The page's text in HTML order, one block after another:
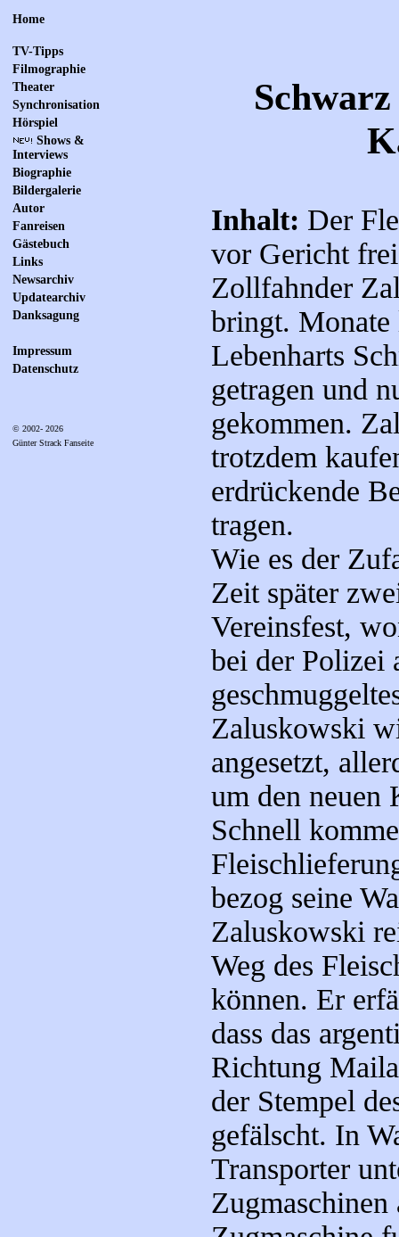
Home
TV-Tipps
Filmographie
Theater
Synchronisation
Hörspiel
Shows &
Interviews
Biographie
Bildergalerie
Autor
Fanreisen
Gästebuch
Links
Newsarchiv
Updatearchiv
Danksagung
Impressum
Datenschutz
© 2002- 2026
Günter Strack Fanseite
Inhalt: Der
vor Gericht
Zollfahnder
bringt. Monate
Lebenharts
getragen und
gekommen.
trotzdem
erdrückende
tragen.
Wie es der
Zeit später
Vereinsfest,
bei der Polizei
Zaluskowski
angesetzt,
um den neuen
Schnell
bezog seine
Zaluskowski
Weg des
können. Er
dass das
Richtung
der Stempel
gefälscht. In
Transporter
Zugmaschinen